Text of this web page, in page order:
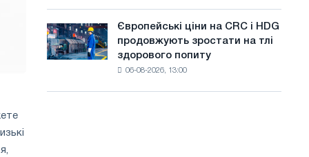
уповільнення
зростання
цін
нову
ріжучу
Європейські
ціни
на
Європейські ціни на CRC і HDG
продовжують зростати на тлі
здорового попиту
06-08-2026, 13:00